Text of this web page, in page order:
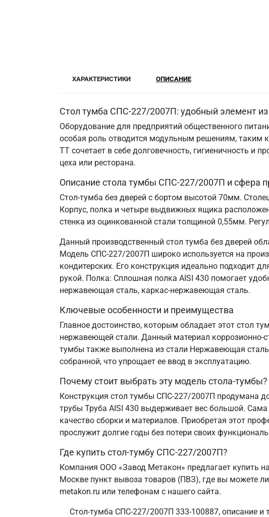
ХАРАКТЕРИСТИКИ ОПИСАНИЕ
Стол тумба СПС-227/2007П: удобный элемент
Оборудование для предприятий общественного
особая роль отводится модульным решениям, таким
ТТ сочетает в себе долговечность, гигиеничность
цеха или ресторана.
Описание стола тумбы СПС-227/2007П и сфера
Стол-тумба без дверей с бортом высотой 70мм.
Корпус, полка и четыре выдвижных ящика
стенка из оцинкованной стали толщиной 0,55мм.
Данный производственный стол тумба без дверей
Модель СПС-227/2007П широко используется на
кондитерских. Его конструкция идеально подходит
рукой. Полка: Сплошная полка AISI 430 помогает
нержавеющая сталь, каркас-нержавеющая сталь.
Ключевые особенности и преимущества
Главное достоинство, которым обладает этот стол
нержавеющей стали. Данный материал коррозионно-
тумбы также выполнена из стали Нержавеющая сталь
собранной, что упрощает ее ввод в эксплуатацию.
Почему стоит выбрать эту модель стола-тумбы?
Конструкция стол тумбы СПС-227/2007П продумана
трубы Труба AISI 430 выдерживает вес большой.
качество сборки и материалов. Приобретая этот
прослужит долгие годы без потери своих
Где купить стол-тумбу СПС-227/2007П?
Компания ООО «Завод Метакон» предлагает купить
Москве пункт вывоза товаров (ПВЗ), где вы можете
metakon.ru или телефонам с нашего сайта.
Стол-тумба СПС-227/2007П 333-100887, описание и